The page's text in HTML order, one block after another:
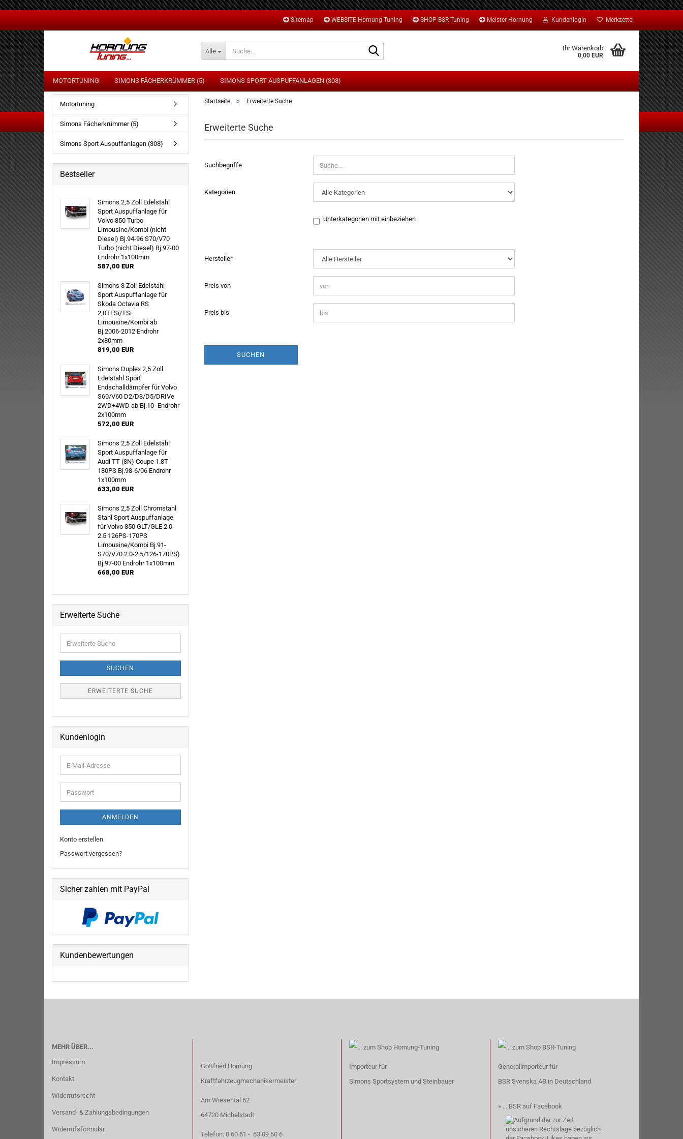
Sitemap WEBSITE Hornung Tuning SHOP BSR Tuning Meister Hornung Kundenlogin Merkzettel
Alle Ihr Warenkorb
0,00 EUR
MOTORTUNING SIMONS FÄCHERKRÜMMER (5)
VW
SIMONS SPORT AUSPUFFANLAGEN (308)
AUDI
FORD
MAZDA
SEAT
SUBARU
TOYOTA
Startseite » Erweiterte Suche
Erweiterte Suche
SUCHE
Suchbegriffe
Kategorien
Unterkategorien mit einbeziehen
Hersteller
Preis von
Preis bis
SUCHEN
Motortuning
Simons Fächerkrümmer (5)
Simons Sport Auspuffanlagen (308)
Bestseller
Simons 2,5 Zoll Edelstahl
Sport Auspuffanlage für
Volvo 850 Turbo
Limousine/Kombi (nicht
Diesel) Bj.94-96 S70/V70
Turbo (nicht Diesel) Bj.97-00
Endrohr 1x100mm
587,00 EUR
Simons 3 Zoll Edelstahl
Sport Auspuffanlage für
Skoda Octavia RS
2,0TFSi/TSi
Limousine/Kombi ab
Bj.2006-2012 Endrohr
2x80mm
819,00 EUR
Simons Duplex 2,5 Zoll
Edelstahl Sport
Endschalldämpfer für Volvo
S60/V60 D2/D3/D5/DRIVe
2WD+4WD ab Bj.10- Endrohr
2x100mm
572,00 EUR
Simons 2,5 Zoll Edelstahl
Sport Auspuffanlage für
Audi TT (8N) Coupe 1.8T
180PS Bj.98-6/06 Endrohr
1x100mm
633,00 EUR
Simons 2,5 Zoll Chromstahl
Stahl Sport Auspuffanlage
für Volvo 850 GLT/GLE 2.0-
2.5 126PS-170PS
Limousine/Kombi Bj.91-
S70/V70 2.0-2.5/126-170PS)
Bj.97-00 Endrohr 1x100mm
668,00 EUR
Erweiterte Suche
Suche
SUCHEN
ERWEITERTE SUCHE
Kundenlogin
E-
Mail-
Adresse
Passwort
ANMELDEN
Konto erstellen
Passwort vergessen?
Sicher zahlen mit PayPal
Kundenbewertungen
MEHR ÜBER...
Impressum
Kontakt
Widerrufsrecht
Versand- & Zahlungsbedingungen
Widerrufsformular
Gottfried Hornung
Kraftfahrzeugmechanikermeister
Am Wiesental 62
64720 Michelstadt
Telefon: 0 60 61 - 63 09 60 6
Importeur für
Simons Sportsystem und Steinbauer
Generalimporteur für
BSR Svenska ABin Deutschland
» ... BSR auf Facebook